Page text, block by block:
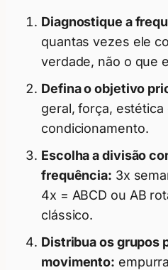
Diagnostique a
quantas vezes ele
verdade, não o que
Defina o objetivo
geral, força,
condicionamento.
Escolha a divisão
frequência: 3x
4x = ABCD ou AB
clássico.
Distribua os grupos
movimento: